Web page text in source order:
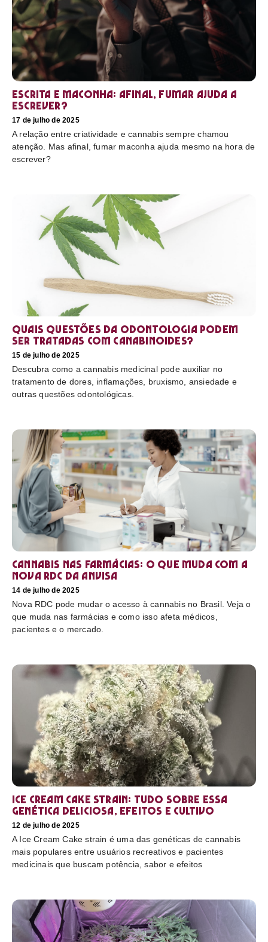
Escrita e maconha: afinal, fumar ajuda a
escrever?
17 de julho de 2025
A relação entre criatividade e cannabis sempre chamou
atenção. Mas afinal, fumar maconha ajuda mesmo na hora de
escrever?
Quais questões da odontologia podem
ser tratadas com canabinoides?
15 de julho de 2025
Descubra como a cannabis medicinal pode auxiliar no
tratamento de dores, inflamações, bruxismo, ansiedade e
outras questões odontológicas.
Cannabis nas farmácias: o que muda com a
nova RDC da Anvisa
14 de julho de 2025
Nova RDC pode mudar o acesso à cannabis no Brasil. Veja o
que muda nas farmácias e como isso afeta médicos,
pacientes e o mercado.
Ice Cream Cake Strain: tudo sobre essa
genética deliciosa, efeitos e cultivo
12 de julho de 2025
A Ice Cream Cake strain é uma das genéticas de cannabis
mais populares entre usuários recreativos e pacientes
medicinais que buscam potência, sabor e efeitos